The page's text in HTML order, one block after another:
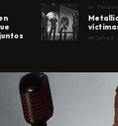
In
en julio 2,